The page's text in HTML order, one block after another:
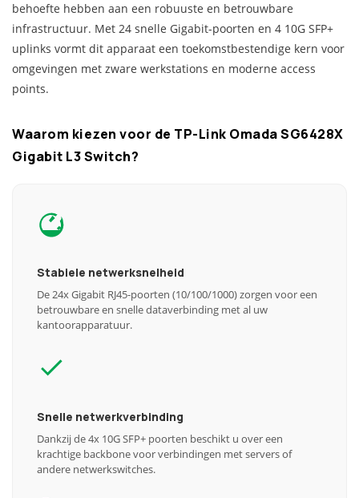
behoefte hebben aan een robuuste en betrouwbare
infrastructuur. Met 24 snelle Gigabit-poorten en 4 10G SFP+
uplinks vormt dit apparaat een toekomstbestendige kern voor
omgevingen met zware werkstations en moderne access
points.
Waarom kiezen voor de TP-Link Omada SG6428X
Gigabit L3 Switch?
Stabiele netwerksnelheid
De 24x Gigabit RJ45-poorten (10/100/1000) zorgen voor een
betrouwbare en snelle dataverbinding met al uw
kantoorapparatuur.
Snelle netwerkverbinding
Dankzij de 4x 10G SFP+ poorten beschikt u over een
krachtige backbone voor verbindingen met servers of
andere netwerkswitches.